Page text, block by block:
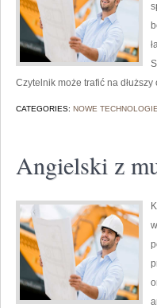
Czytelnik może trafić na
CATEGORIES: NOWE TECHNOLOGIE
Angielski z